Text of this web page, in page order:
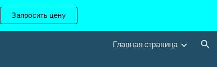
Запросить цену
Главная страница